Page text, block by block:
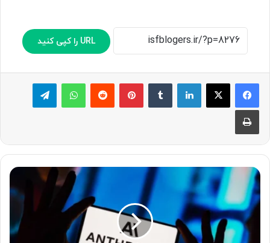
URL را کپی کنید
لینکدین پینترست ‫رددیت واتس آپ
چاپ
گ
ز
ا